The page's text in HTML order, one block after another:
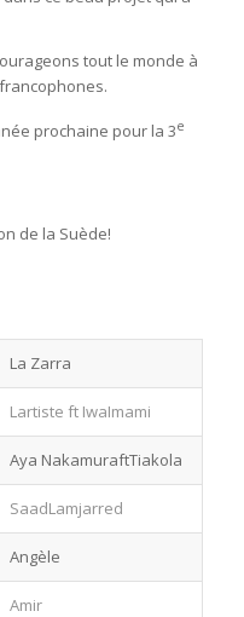
tout le monde à
prochaine pour la 3e
de la Suède!
La Zarra
Lartiste ft IwaImami
Aya NakamuraftTiakola
SaadLamjarred
Angèle
Amir